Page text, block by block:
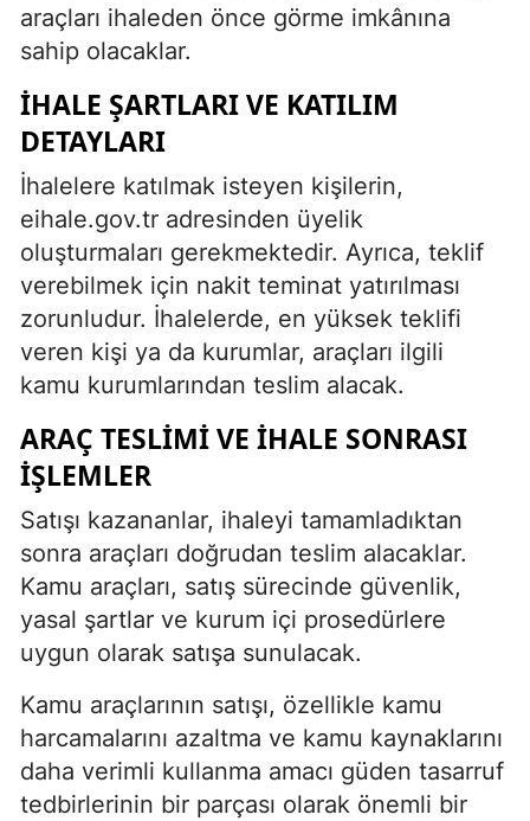
araçları ihaleden önce görme imkânına
sahip olacaklar.
İHALE ŞARTLARI VE KATILIM
DETAYLARI
İhalelere katılmak isteyen kişilerin,
eihale.gov.tr adresinden üyelik
oluşturmaları gerekmektedir. Ayrıca, teklif
verebilmek için nakit teminat yatırılması
zorunludur. İhalelerde, en yüksek teklifi
veren kişi ya da kurumlar, araçları ilgili
kamu kurumlarından teslim alacak.
ARAÇ TESLIMI VE İHALE SONRASI
İŞLEMLER
Satışı kazananlar, ihaleyi tamamladıktan
sonra araçları doğrudan teslim alacaklar.
Kamu araçları, satış sürecinde güvenlik,
yasal şartlar ve kurum içi prosedürlere
uygun olarak satışa sunulacak.
Kamu araçlarının satışı, özellikle kamu
harcamalarını azaltma ve kamu kaynaklarını
daha verimli kullanma amacı güden tasarruf
tedbirlerinin bir parçası olarak önemli bir